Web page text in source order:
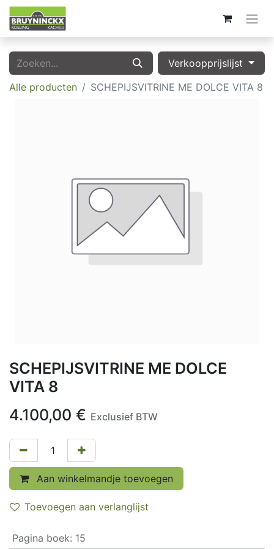
Verkoopprijslijst
Alle producten
SCHEPIJSVITRINE ME DOLCE VITA 8
SCHEPIJSVITRINE ME DOLCE
VITA 8
4.100,00 € Exclusief BTW
Aan winkelmandje toevoegen
Toevoegen aan verlanglijst
Pagina boek: 15